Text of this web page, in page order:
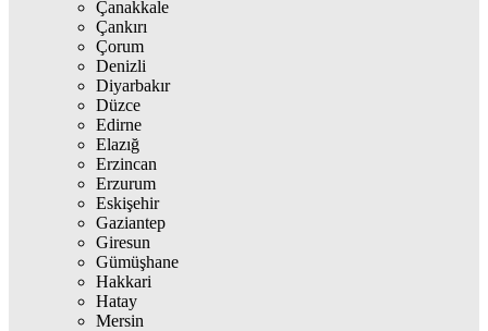
Çanakkale
Çankırı
Çorum
Denizli
Diyarbakır
Düzce
Edirne
Elazığ
Erzincan
Erzurum
Eskişehir
Gaziantep
Giresun
Gümüşhane
Hakkari
Hatay
Mersin